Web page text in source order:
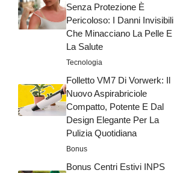
Senza Protezione È
Pericoloso: I Danni Invisibili
Che Minacciano La Pelle E
La Salute
Tecnologia
Folletto VM7 Di Vorwerk: Il
Nuovo Aspirabriciole
Compatto, Potente E Dal
Design Elegante Per La
Pulizia Quotidiana
Bonus
Bonus Centri Estivi INPS